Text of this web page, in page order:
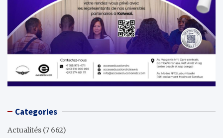
Categories
Actualités (7 662)